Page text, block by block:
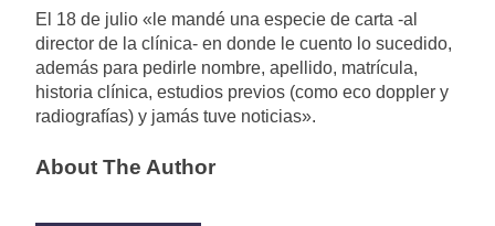
El 18 de julio «le mandé una especie de carta -al
director de la clínica- en donde le cuento lo sucedido,
además para pedirle nombre, apellido, matrícula,
historia clínica, estudios previos (como eco doppler y
radiografías) y jamás tuve noticias».
About The Author